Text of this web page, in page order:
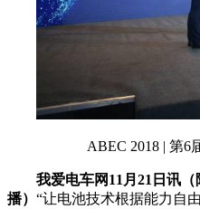
ABEC 2018 | 第6
我爱电车网11月21日讯
播） “让电池技术根据能力自